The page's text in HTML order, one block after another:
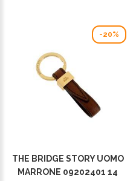
-20%
THE BRIDGE STORY UOMO
MARRONE 09202401 14